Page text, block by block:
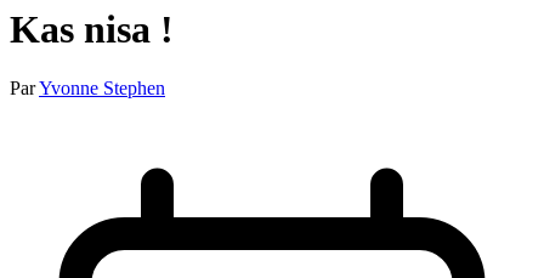
Kas nisa !
ParYvonne Stephen